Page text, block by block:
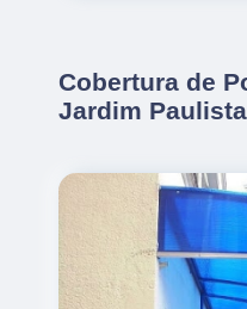
Cobertura de
Jardim Paulista